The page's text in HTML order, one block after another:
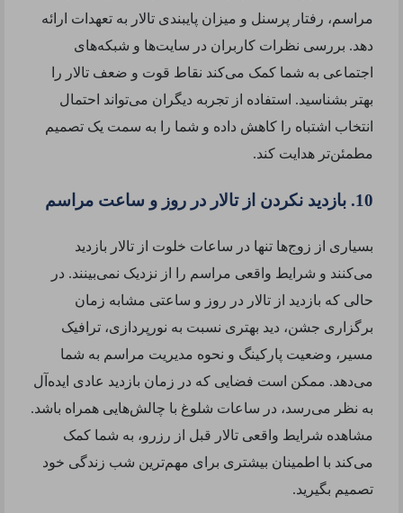
مراسم، رفتار پرسنل و میزان پایبندی تالار به تعهدات ارائه
دهد. بررسی نظرات کاربران در سایت‌ها و شبکه‌های
اجتماعی به شما کمک می‌کند نقاط قوت و ضعف تالار را
بهتر بشناسید. استفاده از تجربه دیگران می‌تواند احتمال
انتخاب اشتباه را کاهش داده و شما را به سمت یک تصمیم
مطمئن‌تر هدایت کند.
10. بازدید نکردن از تالار در روز و ساعت مراسم
بسیاری از زوج‌ها تنها در ساعات خلوت از تالار بازدید
می‌کنند و شرایط واقعی مراسم را از نزدیک نمی‌بینند. در
حالی که بازدید از تالار در روز و ساعتی مشابه زمان
برگزاری جشن، دید بهتری نسبت به نورپردازی، ترافیک
مسیر، وضعیت پارکینگ و نحوه مدیریت مراسم به شما
می‌دهد. ممکن است فضایی که در زمان بازدید عادی ایده‌آل
به نظر می‌رسد، در ساعات شلوغ با چالش‌هایی همراه باشد.
مشاهده شرایط واقعی تالار قبل از رزرو، به شما کمک
می‌کند با اطمینان بیشتری برای مهم‌ترین شب زندگی خود
تصمیم بگیرید.